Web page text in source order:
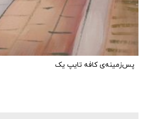
پس‌زمینه‌ی کافه تایپ یک